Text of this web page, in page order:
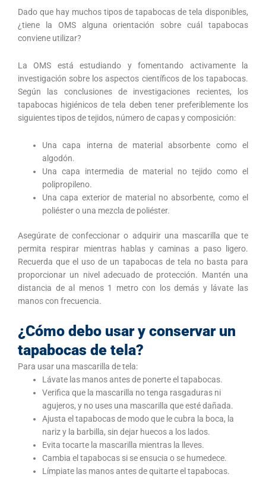
Dado que hay muchos tipos de tapabocas de tela disponibles,
¿tiene la OMS alguna orientación sobre cuál tapabocas
conviene utilizar?
La OMS está estudiando y fomentando activamente la
investigación sobre los aspectos científicos de los tapabocas.
Según las conclusiones de investigaciones recientes, los
tapabocas higiénicos de tela deben tener preferiblemente los
siguientes tipos de tejidos, número de capas y composición:
Una capa interna de material absorbente como el
algodón.
Una capa intermedia de material no tejido como el
polipropileno.
Una capa exterior de material no absorbente, como el
poliéster o una mezcla de poliéster.
Asegúrate de confeccionar o adquirir una mascarilla que te
permita respirar mientras hablas y caminas a paso ligero.
Recuerda que el uso de un tapabocas de tela no basta para
proporcionar un nivel adecuado de protección. Mantén una
distancia de al menos 1 metro con los demás y lávate las
manos con frecuencia.
¿Cómo debo usar y conservar un
tapabocas de tela?
Para usar una mascarilla de tela:
Lávate las manos antes de ponerte el tapabocas.
Verifica que la mascarilla no tenga rasgaduras ni
agujeros, y no uses una mascarilla que esté dañada.
Ajusta el tapabocas de modo que le cubra la boca, la
nariz y la barbilla, sin dejar huecos a los lados.
Evita tocarte la mascarilla mientras la lleves.
Cambia el tapabocas si se ensucia o se humedece.
Límpiate las manos antes de quitarte el tapabocas.